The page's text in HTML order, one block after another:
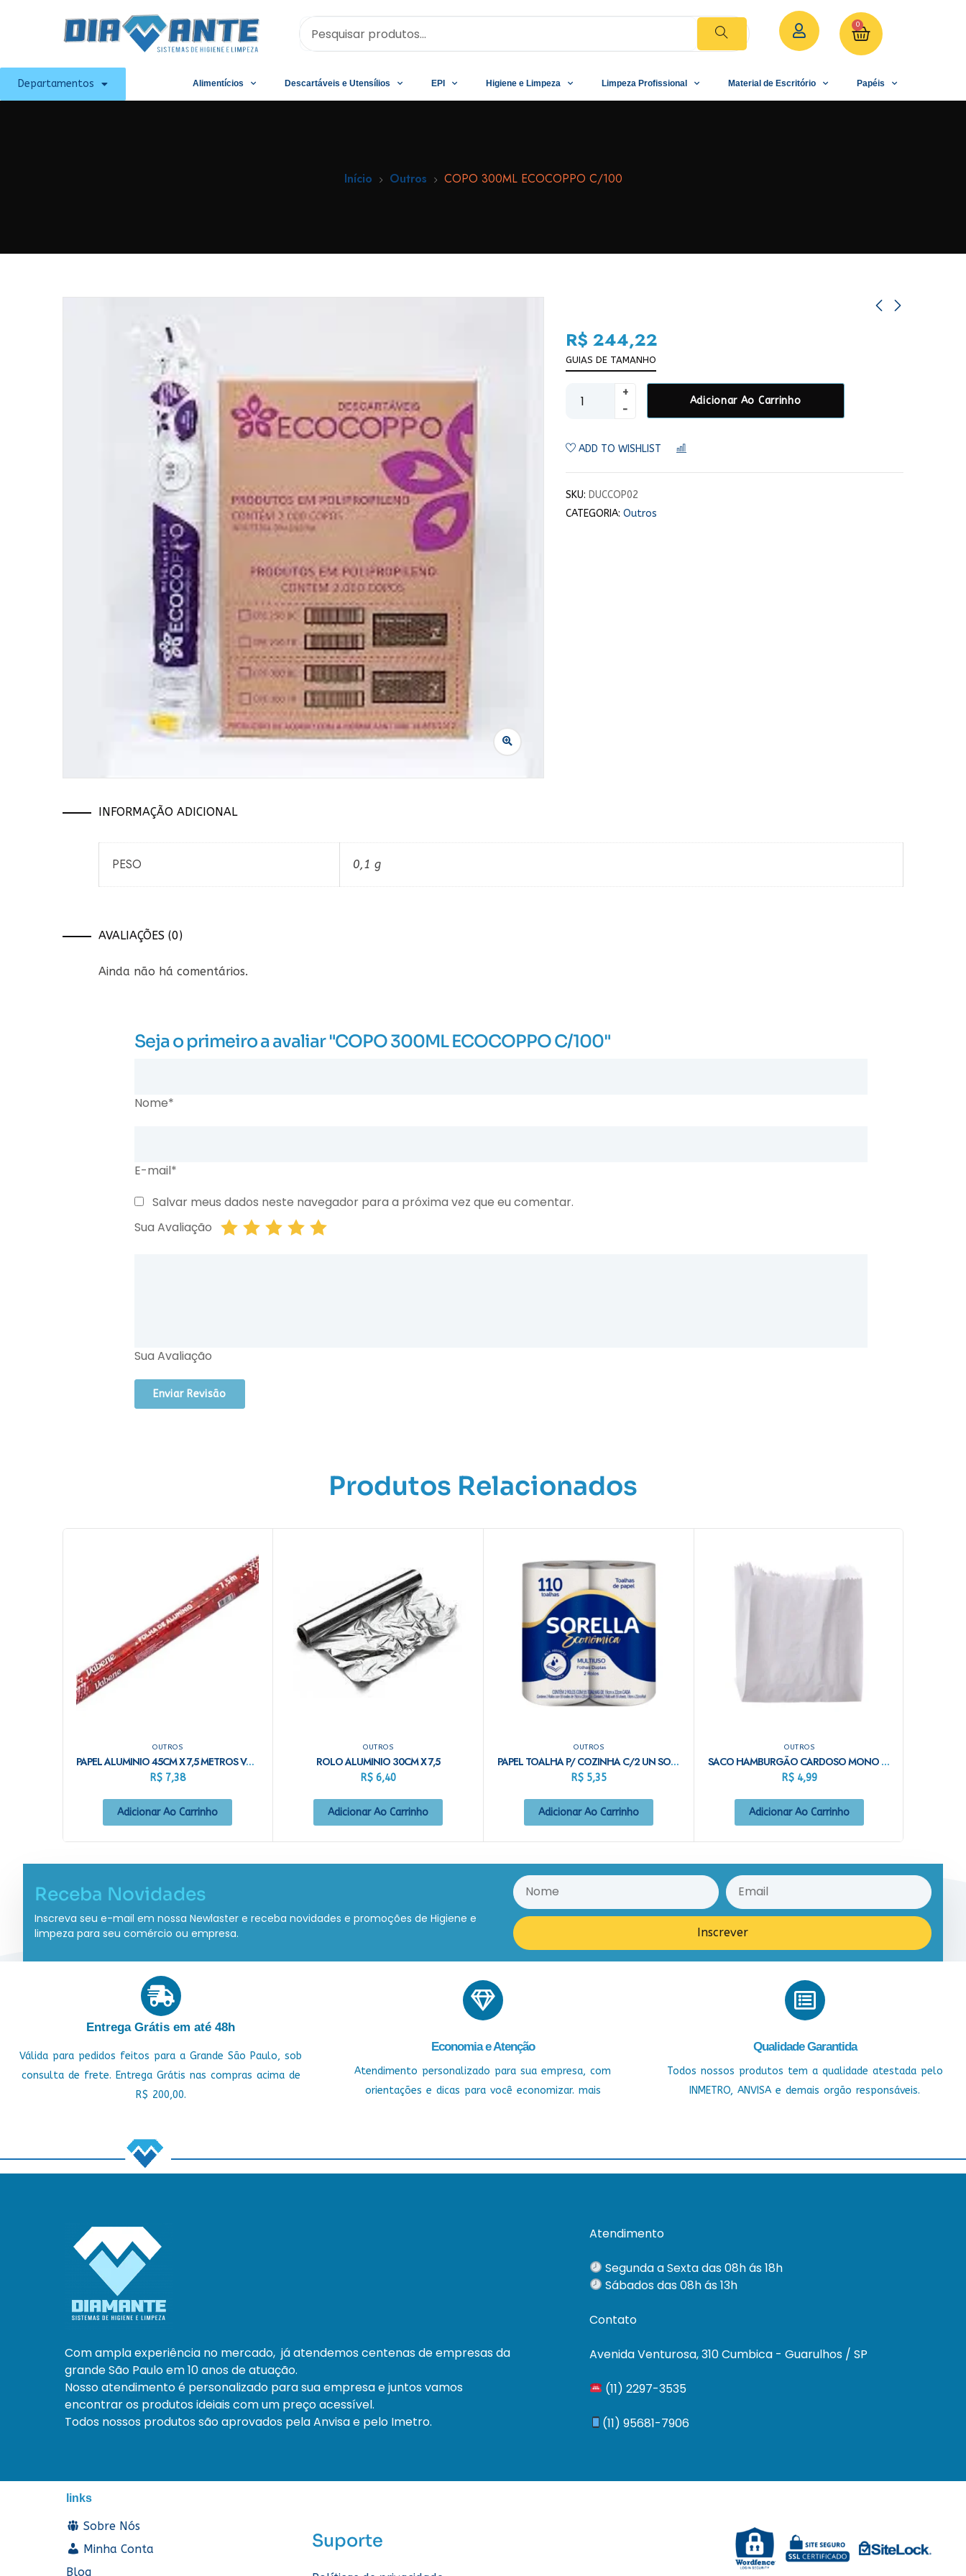
0
Departamentos Alimentícios Descartáveis e Utensílios EPI Higiene e Limpeza Limpeza Profissional Material de Escritório Papéis
Início Outros COPO 300ML ECOCOPPO C/100
R$ 244,22
GUIAS DE TAMANHO
Adicionar Ao Carrinho
ADD TO WISHLIST
SKU: DUCCOP02
CATEGORIA: Outros
INFORMAÇÃO ADICIONAL
PESO 0,1 g
AVALIAÇÕES (0)
Ainda não há comentários.
Seja o primeiro a avaliar "COPO 300ML ECOCOPPO C/100"
Nome*
E-mail*
Salvar meus dados neste navegador para a próxima vez que eu comentar.
Sua Avaliação
Sua Avaliação
Produtos Relacionados
OUTROS
PAPEL ALUMINIO 45CM X 7,5 METROS VABENE
R$7,38
Adicionar Ao Carrinho
OUTROS
ROLO ALUMINIO 30CM X 7,5
R$6,40
Adicionar Ao Carrinho
OUTROS
PAPEL TOALHA P/ COZINHA C/2 UN SORELLA
R$5,35
Adicionar Ao Carrinho
OUTROS
SACO HAMBURGÃO CARDOSO MONO C/100
R$4,99
Adicionar Ao Carrinho
Receba Novidades
Inscreva seu e-mail em nossa Newlaster e receba novidades e promoções de Higiene e
limpeza para seu comércio ou empresa.
Inscrever
Entrega Grátis em até 48h
Válida para pedidos feitos para a Grande São Paulo, sob
consulta de frete. Entrega Grátis nas compras acima de
R$ 200,00.
Economia e Atenção
Atendimento personalizado para sua empresa, com
orientações e dicas para você economizar. mais
Qualidade Garantida
Todos nossos produtos tem a qualidade atestada pelo
INMETRO, ANVISA e demais orgão responsáveis.
Com ampla experiência no mercado, já atendemos centenas de empresas da
grande São Paulo em 10 anos de atuação.
Nosso atendimento é personalizado para sua empresa e juntos vamos
encontrar os produtos ideiais com um preço acessível.
Todos nossos produtos são aprovados pela Anvisa e pelo Imetro.
Atendimento
Segunda a Sexta das 08h ás 18h
Sábados das 08h ás 13h
Contato
Avenida Venturosa, 310 Cumbica - Guarulhos / SP
(11) 2297-3535
(11) 95681-7906
links
Sobre Nós
Minha Conta
Blog
Suporte